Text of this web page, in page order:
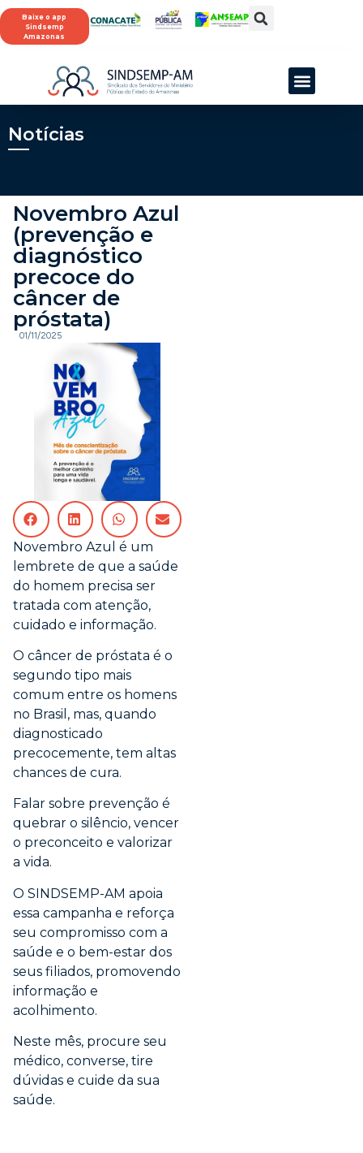
Baixe o app
Sindsemp
Amazonas
Notícias
Novembro Azul
(prevenção e
diagnóstico
precoce do
câncer de
próstata)
01/11/2025
Novembro Azul é um
lembrete de que a saúde
do homem precisa ser
tratada com atenção,
cuidado e informação.
O câncer de próstata é o
segundo tipo mais
comum entre os homens
no Brasil, mas, quando
diagnosticado
precocemente, tem altas
chances de cura.
Falar sobre prevenção é
quebrar o silêncio, vencer
o preconceito e valorizar
a vida.
O SINDSEMP-AM apoia
essa campanha e reforça
seu compromisso com a
saúde e o bem-estar dos
seus filiados, promovendo
informação e
acolhimento.
Neste mês, procure seu
médico, converse, tire
dúvidas e cuide da sua
saúde.